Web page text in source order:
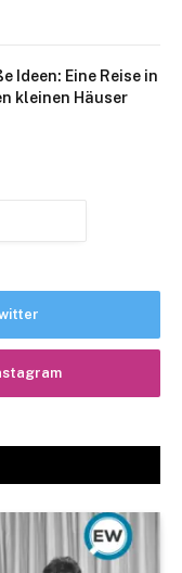
Ideen: Eine Reise in
kleinen Häuser